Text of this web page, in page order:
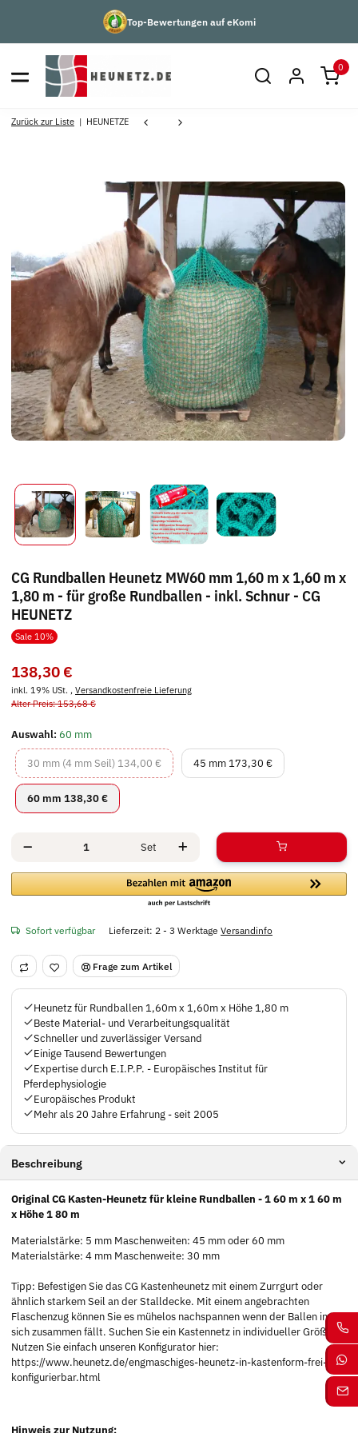
Top-Bewertungen auf eKomi
0
Zurück zur Liste HEUNETZE
CG Rundballen Heunetz MW60 mm 1,60 m x 1,60 m x
1,80 m - für große Rundballen - inkl. Schnur - CG
HEUNETZ
Sale 10%
138,30 €
inkl. 19% USt. , Versandkostenfreie Lieferung
Alter Preis: 153,68 €
Auswahl: 60 mm
30 mm (4 mm Seil) 30 mm (4 mm Seil)
134,00 € 45 mm 45 mm
173,30 €
60 mm 60 mm
138,30 €
Set
Sofort verfügbar Lieferzeit: 2 - 3 Werktage Versandinfo
Frage zum Artikel
Heunetz für Rundballen 1,60m x 1,60m x Höhe 1,80 m
Beste Material- und Verarbeitungsqualität
Schneller und zuverlässiger Versand
Einige Tausend Bewertungen
Expertise durch E.I.P.P. - Europäisches Institut für
Pferdephysiologie
Europäisches Produkt
Mehr als 20 Jahre Erfahrung - seit 2005
Beschreibung
Original CG Kasten-Heunetz für kleine Rundballen - 1 60 m x 1 60 m
x Höhe 1 80 m
Materialstärke: 5 mm Maschenweiten: 45 mm oder 60 mm
Materialstärke: 4 mm Maschenweite: 30 mm
Tipp: Befestigen Sie das CG Kastenheunetz mit einem Zurrgurt oder
ähnlich starkem Seil an der Stalldecke. Mit einem angebrachten
Flaschenzug können Sie es mühelos nachspannen wenn der Ballen in
sich zusammen fällt. Suchen Sie ein Kastennetz in individueller Größe?
Nutzen Sie einfach unseren Konfigurator hier:
https://www.heunetz.de/engmaschiges-heunetz-in-kastenform-frei-
konfigurierbar.html